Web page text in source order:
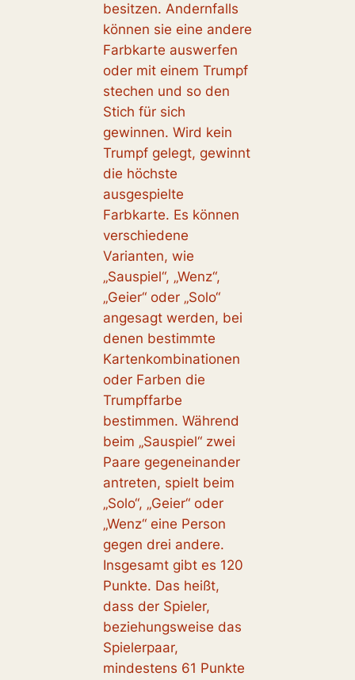
besitzen. Andernfalls
können sie eine andere
Farbkarte auswerfen
oder mit einem Trumpf
stechen und so den
Stich für sich
gewinnen. Wird kein
Trumpf gelegt, gewinnt
die höchste
ausgespielte
Farbkarte. Es können
verschiedene
Varianten, wie
„Sauspiel“, „Wenz“,
„Geier“ oder „Solo“
angesagt werden, bei
denen bestimmte
Kartenkombinationen
oder Farben die
Trumpffarbe
bestimmen. Während
beim „Sauspiel“ zwei
Paare gegeneinander
antreten, spielt beim
„Solo“, „Geier“ oder
„Wenz“ eine Person
gegen drei andere.
Insgesamt gibt es 120
Punkte. Das heißt,
dass der Spieler,
beziehungsweise das
Spielerpaar,
mindestens 61 Punkte